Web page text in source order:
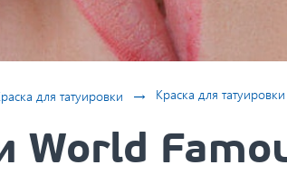
для татуировки → Краска для
World